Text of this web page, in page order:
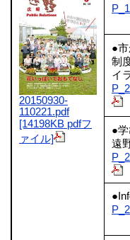
20150930-
110221.pdf
[14198KB pdfフ
ァイル]
●
制
イ
●
遠